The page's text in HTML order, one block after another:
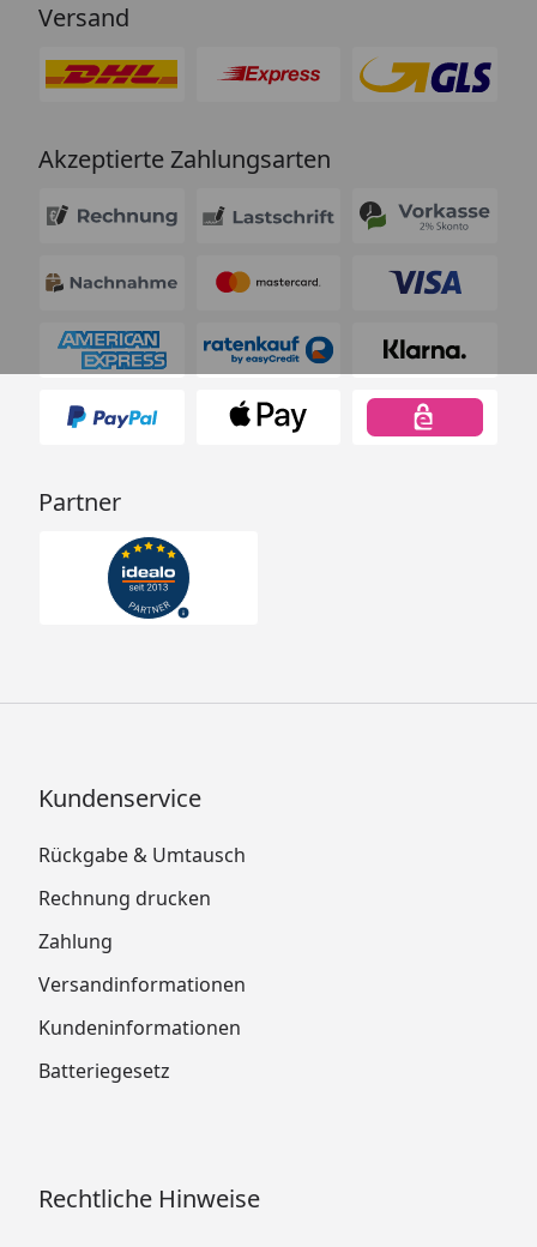
Versand
Akzeptierte Zahlungsarten
Partner
Kundenservice
Rückgabe & Umtausch
Rechnung drucken
Zahlung
Versandinformationen
Kundeninformationen
Batteriegesetz
Rechtliche Hinweise